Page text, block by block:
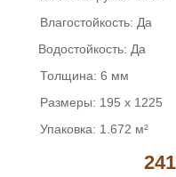
Влагостойкость: Да
Водостойкость: Да
Толщина: 6 мм
Размеры: 195 x 1225
Упаковка: 1.672 м²